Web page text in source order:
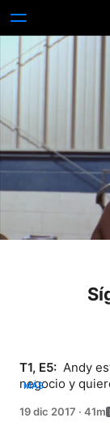
T1, E5: Andy
negocio y
MÁS
19 dic 2017 · 41m